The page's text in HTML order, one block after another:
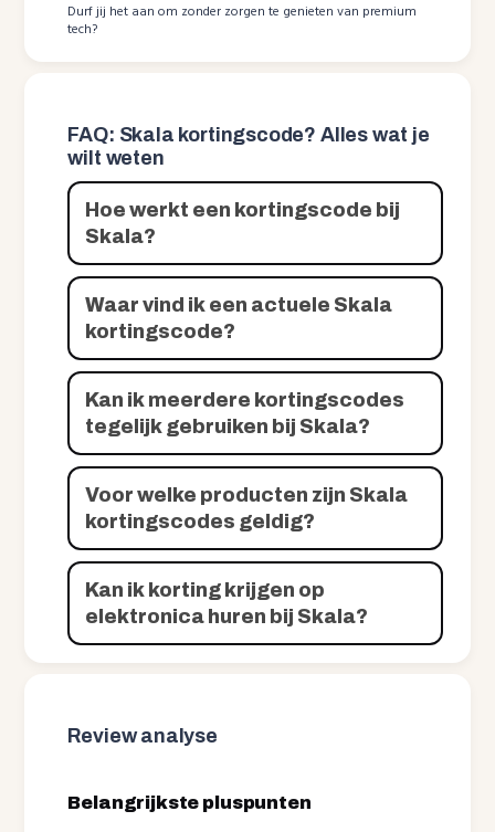
Durf jij het aan om zonder zorgen te genieten van premium
tech?
FAQ: Skala kortingscode? Alles wat je
wilt weten
Hoe werkt een kortingscode bij
Skala?
Waar vind ik een actuele Skala
kortingscode?
Kan ik meerdere kortingscodes
tegelijk gebruiken bij Skala?
Voor welke producten zijn Skala
kortingscodes geldig?
Kan ik korting krijgen op
elektronica huren bij Skala?
Review analyse
Belangrijkste pluspunten